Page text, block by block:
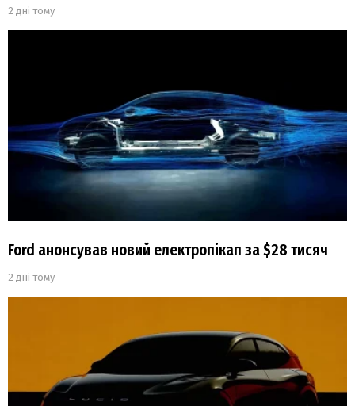
2 дні тому
Ford анонсував новий електропікап за $28 тисяч
2 дні тому